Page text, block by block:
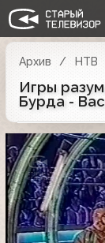
Архив НТВ
Игры
Бурда -